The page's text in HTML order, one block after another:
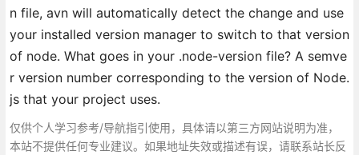
n file, avn will automatically detect the change and use
your installed version manager to switch to that version
of node. What goes in your .node-version file? A semve
r version number corresponding to the version of Node.
js that your project uses.
仅供个人学习参考/导航指引使用，具体请以第三方网站说明为准，
本站不提供任何专业建议。如果地址失效或描述有误，请联系站长反